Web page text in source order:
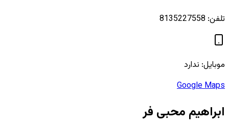
تلفن: 8135227558
موبایل: ندارد
Google Maps
ابراهیم محبی فر